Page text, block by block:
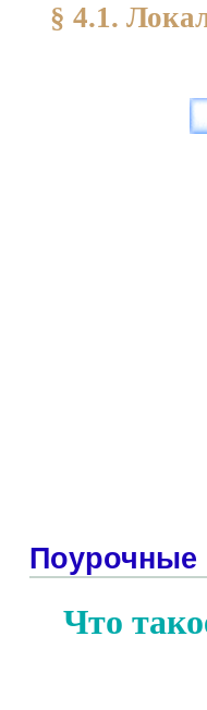
§ 4.1.
Поурочные
Что